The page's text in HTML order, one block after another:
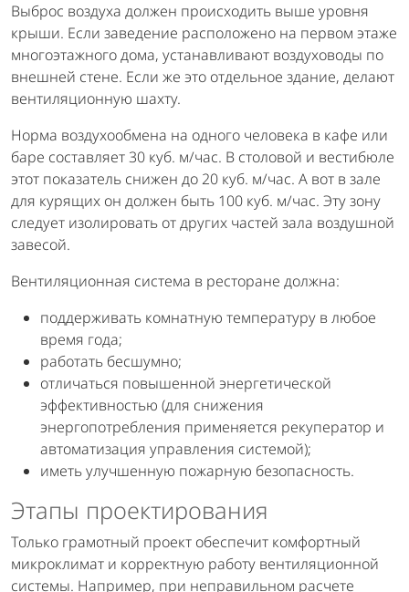
Выброс воздуха должен происходить выше уровня
крыши. Если заведение расположено на первом этаже
многоэтажного дома, устанавливают воздуховоды по
внешней стене. Если же это отдельное здание, делают
вентиляционную шахту.
Норма воздухообмена на одного человека в кафе или
баре составляет 30 куб. м/час. В столовой и вестибюле
этот показатель снижен до 20 куб. м/час. А вот в зале
для курящих он должен быть 100 куб. м/час. Эту зону
следует изолировать от других частей зала воздушной
завесой.
Вентиляционная система в ресторане должна:
поддерживать комнатную температуру в любое
время года;
работать бесшумно;
отличаться повышенной энергетической
эффективностью (для снижения
энергопотребления применяется рекуператор и
автоматизация управления системой);
иметь улучшенную пожарную безопасность.
Этапы проектирования
Только грамотный проект обеспечит комфортный
микроклимат и корректную работу вентиляционной
системы. Например, при неправильном расчете